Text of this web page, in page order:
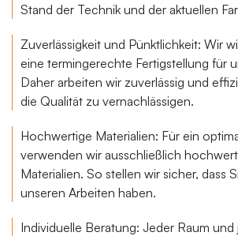
Stand der Technik und der aktuellen
Zuverlässigkeit und Pünktlichkeit: Wir
eine termingerechte Fertigstellung für
Daher arbeiten wir zuverlässig und
die Qualität zu vernachlässigen.
Hochwertige Materialien: Für ein
verwenden wir ausschließlich
Materialien. So stellen wir sicher, dass
unseren Arbeiten haben.
Individuelle Beratung: Jeder Raum und